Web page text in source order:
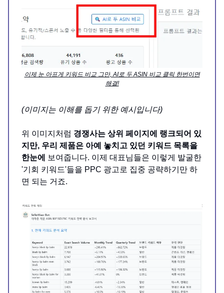
이제 눈 아프게 키워드 비교 그만, AI로 두 ASIN 비교 클릭 한번이면
해결!
(이미지는 이해를 돕기 위한 예시입니다)
위 이미지처럼 경쟁사는 상위 페이지에 랭크되어 있
지만, 우리 제품은 아예 놓치고 있던 키워드 목록을
한눈에
보여줍니다. 이제 대표님들은 이렇게 발굴한
'기회 키워드'들을 PPC 광고로 집중 공략하기만 하
면 되는 거죠.